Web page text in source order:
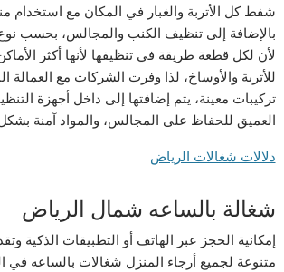
شفط كل الأتربة والغبار في المكان مع استخدام
بالإضافة إلى تنظيف الكنب والمجالس، بحسب
لأن لكل قطعة طريقة في تنظيفها لأنها أكثر
للأتربة والأوساخ، لذا وفرت الشركات مع العمالة
تركيبات معينة، يتم إضافتها إلى داخل أجهزة
العميق للحفاظ على المجالس، والمواد آمنة
دلالات شغالات الرياض
شغالة بالساعه شمال الرياض
إمكانية الحجز عبر الهاتف أو التطبيقات الذكية
متنوعة لجميع أرجاء المنزل شغالات بالساعه